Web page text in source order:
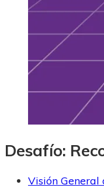
Desafío:
Visión General